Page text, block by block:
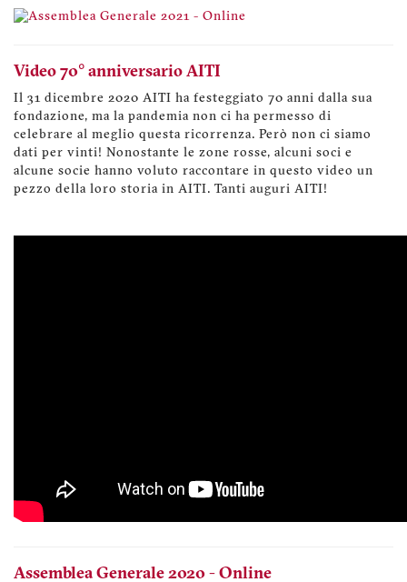
Video 70° anniversario AITI
Il 31 dicembre 2020 AITI ha festeggiato 70 anni dalla sua
fondazione, ma la pandemia non ci ha permesso di
celebrare al meglio questa ricorrenza. Però non ci siamo
dati per vinti! Nonostante le zone rosse, alcuni soci e
alcune socie hanno voluto raccontare in questo video un
pezzo della loro storia in AITI. Tanti auguri AITI!
Assemblea Generale 2020 - Online